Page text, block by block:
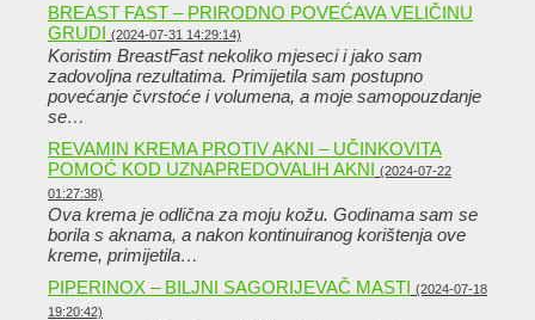
BREAST FAST – PRIRODNO POVEĆAVA VELIČINU
GRUDI (2024-07-31 14:29:14)
Koristim BreastFast nekoliko mjeseci i jako sam
zadovoljna rezultatima. Primijetila sam postupno
povećanje čvrstoće i volumena, a moje samopouzdanje
se…
REVAMIN KREMA PROTIV AKNI – UČINKOVITA
POMOĆ KOD UZNAPREDOVALIH AKNI (2024-07-22
01:27:38)
Ova krema je odlična za moju kožu. Godinama sam se
borila s aknama, a nakon kontinuiranog korištenja ove
kreme, primijetila…
PIPERINOX – BILJNI SAGORIJEVAČ MASTI (2024-07-18
19:20:42)